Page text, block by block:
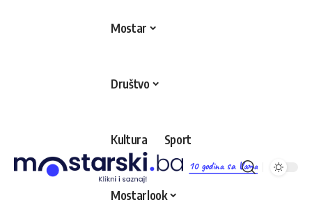
10 godina sa Vama
Mostar
Društvo
Kultura Sport
Mostarlook